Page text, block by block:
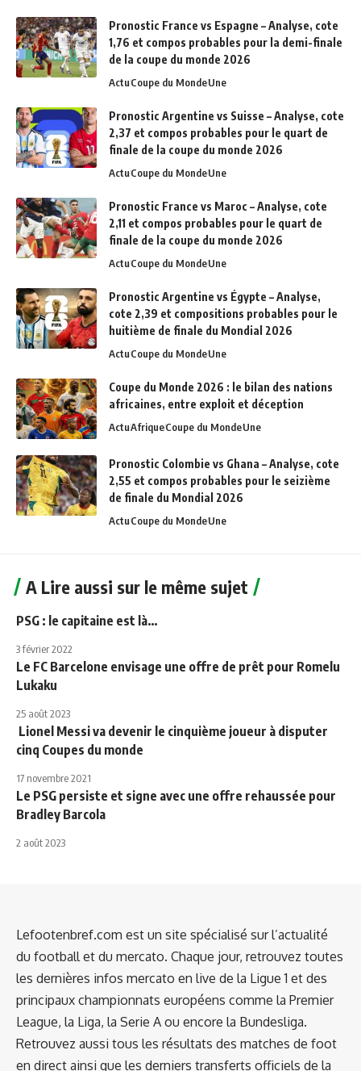
Pronostic France vs Espagne – Analyse, cote
1,76 et compos probables pour la demi-finale
de la coupe du monde 2026
ActuCoupe du MondeUne
Pronostic Argentine vs Suisse – Analyse, cote
2,37 et compos probables pour le quart de
finale de la coupe du monde 2026
ActuCoupe du MondeUne
Pronostic France vs Maroc – Analyse, cote
2,11 et compos probables pour le quart de
finale de la coupe du monde 2026
ActuCoupe du MondeUne
Pronostic Argentine vs Égypte – Analyse,
cote 2,39 et compositions probables pour le
huitième de finale du Mondial 2026
ActuCoupe du MondeUne
Coupe du Monde 2026 : le bilan des nations
africaines, entre exploit et déception
ActuAfriqueCoupe du MondeUne
Pronostic Colombie vs Ghana – Analyse, cote
2,55 et compos probables pour le seizième
de finale du Mondial 2026
ActuCoupe du MondeUne
A Lire aussi sur le même sujet
PSG : le capitaine est là…
3 février 2022
Le FC Barcelone envisage une offre de prêt pour Romelu
Lukaku
25 août 2023
Lionel Messi va devenir le cinquième joueur à disputer
cinq Coupes du monde
17 novembre 2021
Le PSG persiste et signe avec une offre rehaussée pour
Bradley Barcola
2 août 2023
Lefootenbref.com est un site spécialisé sur l’actualité
du football et du mercato. Chaque jour, retrouvez toutes
les dernières infos mercato en live de la Ligue 1 et des
principaux championnats européens comme la Premier
League, la Liga, la Serie A ou encore la Bundesliga.
Retrouvez aussi tous les résultats des matches de foot
en direct ainsi que les derniers transferts officiels de la